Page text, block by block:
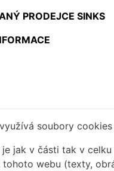
PRODEJCE SINKS
soubory cookies
je jak v části tak v
tohoto webu (texty,